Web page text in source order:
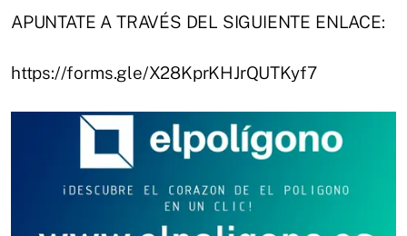
APUNTATE A TRAVÉS DEL SIGUIENTE ENLACE:
https://forms.gle/X28KprKHJrQUTKyf7